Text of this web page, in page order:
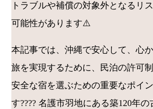
トラブルや補償の対象外となるリ
可能性があります⚠️
本記事では、沖縄で安心して、心
旅を実現するために、民泊の許可制
安全な宿を選ぶための重要なポイ
す???? 名護市羽地にある築120年